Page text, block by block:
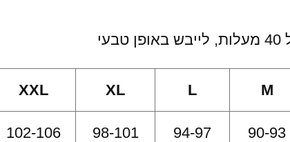
M
L
XL
XXL
90-93
94-97
98-101
102-106